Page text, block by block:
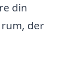
din
der